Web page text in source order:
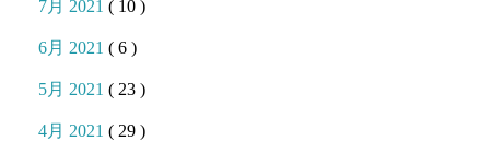
7月 2021( 10 )
6月 2021( 6 )
5月 2021( 23 )
4月 2021( 29 )